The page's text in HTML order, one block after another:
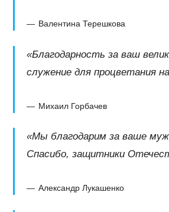
Валентина Терешкова
«Благодарность за ваш
служение для процветания
Михаил Горбачев
«Мы благодарим за ваше
Спасибо, защитники
Александр Лукашенко